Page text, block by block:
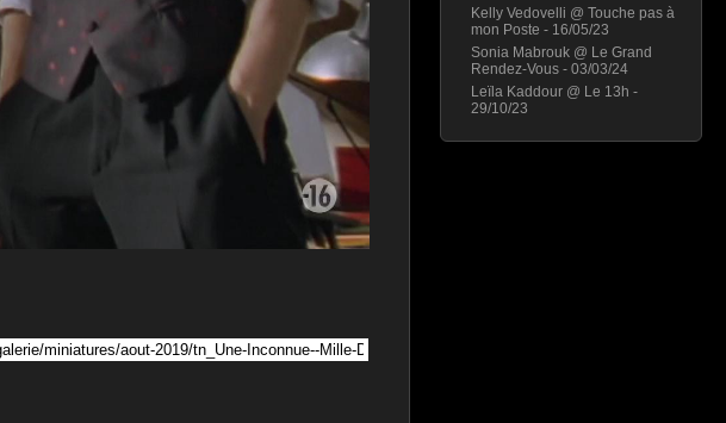
Kelly Vedovelli @ Touche pas à
mon Poste - 16/05/23
Sonia Mabrouk @ Le Grand
Rendez-Vous - 03/03/24
Leïla Kaddour @ Le 13h -
29/10/23